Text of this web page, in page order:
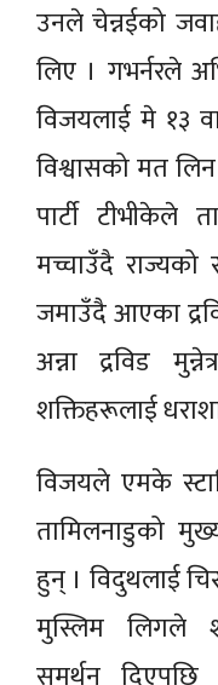
उनले चेन्नईको
लिए । गभर्नरले
विजयलाई मे १३
विश्वासको मत
पार्टी टीभीकेले
मच्चाउँदै राज्यको
जमाउँदै आएका
अन्ना द्रविड
शक्तिहरूलाई
विजयले एमके
तामिलनाडुको
हुन् । विदुथलाई
मुस्लिम लिगले